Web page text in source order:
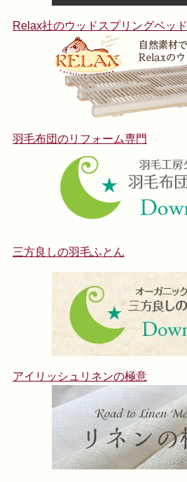
Relax社のウッドスプリングベッド
羽毛布団のリフォーム専門
三方良しの羽毛ふとん
アイリッシュリネンの極意